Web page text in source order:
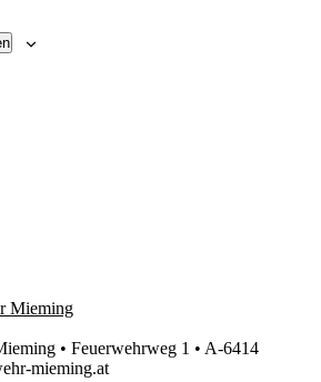
• Feuerwehrweg 1 • A-6414
mieming.at